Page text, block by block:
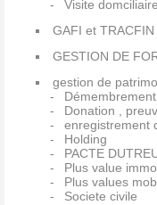
Visite
GAFI et TRACFIN
GESTION DE
gestion de
Démembrement
Donation ,
enregistrement
Holding
PACTE
Plus value
Plus values
Societe civile